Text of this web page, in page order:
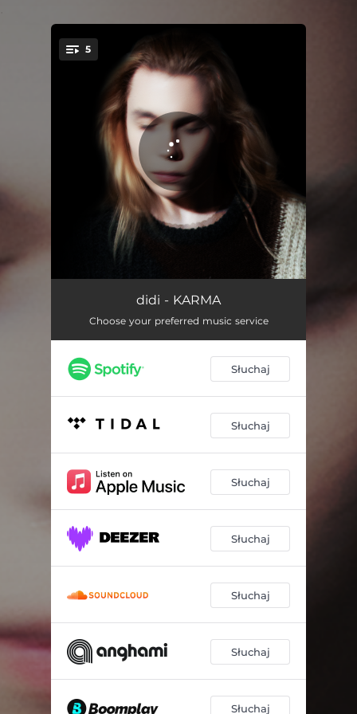
You're all set!
5
KARMA (Live) 02:49
KARMA (Calm Version) 03:06
KARMA (Instrumental) 02:49
didi - KARMA
Choose your preferred music service
Słuchaj
Słuchaj
Słuchaj
Słuchaj
Słuchaj
Słuchaj
Słuchaj